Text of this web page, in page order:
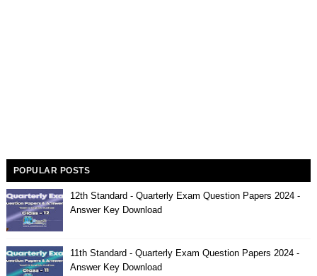
POPULAR POSTS
12th Standard - Quarterly Exam Question Papers 2024 -
Answer Key Download
11th Standard - Quarterly Exam Question Papers 2024 -
Answer Key Download